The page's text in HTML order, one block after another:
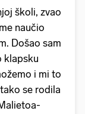
školi, zvao
naučio
Došao sam
klapsku
i mi to
se rodila